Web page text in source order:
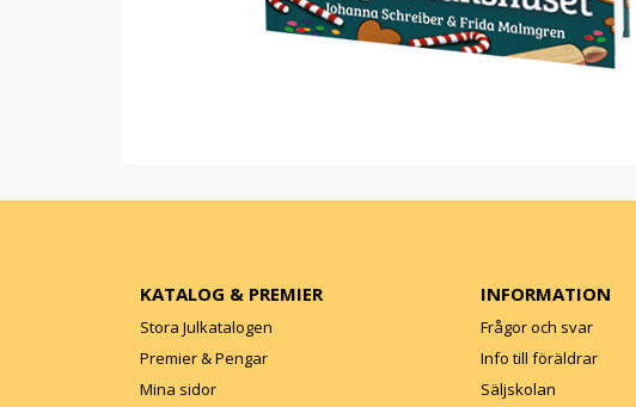
KATALOG & PREMIER
Stora Julkatalogen
Premier & Pengar
Mina sidor
INFORMATION
Frågor och svar
Info till föräldrar
Säljskolan